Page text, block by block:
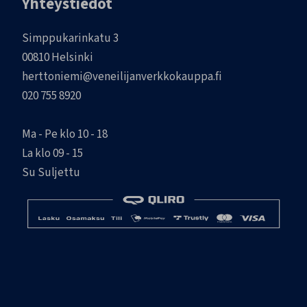
Simppukarinkatu 3
00810 Helsinki
herttoniemi@veneilijanverkkokauppa.fi
020 755 8920
Ma - Pe klo 10 - 18
La klo 09 - 15
Su Suljettu